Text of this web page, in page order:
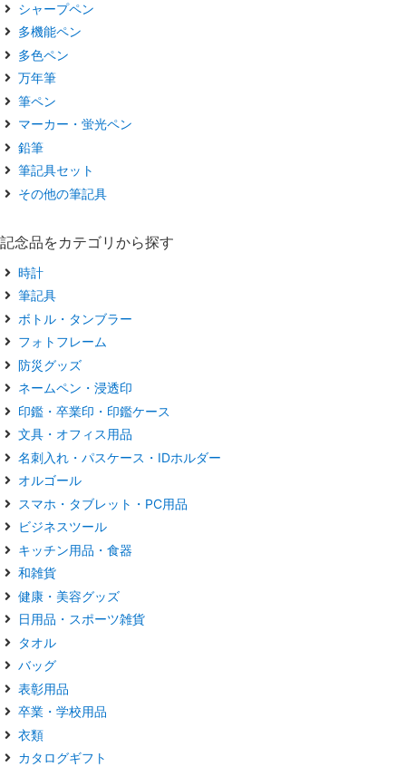
シャープペン
多機能ペン
多色ペン
万年筆
筆ペン
マーカー・蛍光ペン
鉛筆
筆記具セット
その他の筆記具
記念品をカテゴリから探す
時計
筆記具
ボトル・タンブラー
フォトフレーム
防災グッズ
ネームペン・浸透印
印鑑・卒業印・印鑑ケース
文具・オフィス用品
名刺入れ・パスケース・IDホルダー
オルゴール
スマホ・タブレット・PC用品
ビジネスツール
キッチン用品・食器
和雑貨
健康・美容グッズ
日用品・スポーツ雑貨
タオル
バッグ
表彰用品
卒業・学校用品
衣類
カタログギフト